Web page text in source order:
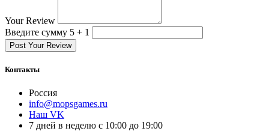
Your Review
Введите сумму 5 + 1
Post Your Review
Контакты
Россия
info@mopsgames.ru
Наш VK
7 дней в неделю с 10:00 до 19:00